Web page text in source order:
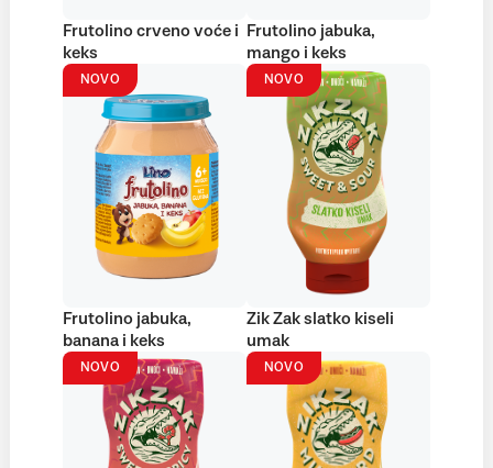
Frutolino crveno voće i
keks
Frutolino jabuka,
mango i keks
NOVO
Frutolino jabuka,
banana i keks
NOVO
Zik Zak slatko kiseli
umak
NOVO NOVO